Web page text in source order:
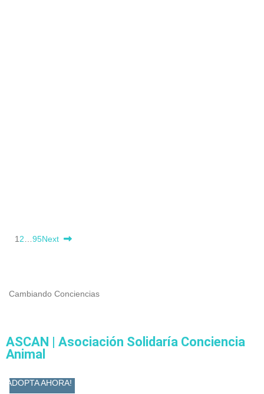
1 2 95Next
Cambiando Conciencias
ASCAN | Asociación Solidaría Conciencia
Animal
ADOPTA AHORA!